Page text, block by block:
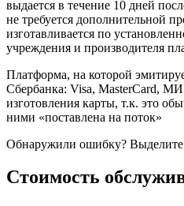
выдается в течение 10 дней
не требуется дополнительной
изготавливается по
учреждения и производителя
Платформа, на которой
Сбербанка: Visa, MasterCard,
изготовления карты, т.к. это
ними «поставлена на поток»
Обнаружили ошибку? Выделите
Стоимость